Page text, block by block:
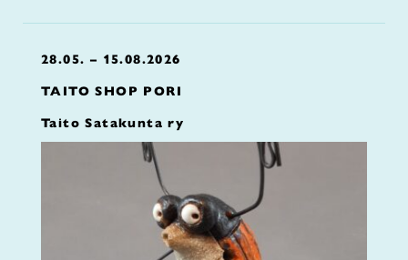
28.05. – 15.08.2026
TAITO SHOP PORI
Taito Satakunta ry